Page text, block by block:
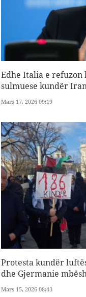
Edhe Italia e refuzon
sulmuese kundër
Mars 17, 2026 09:19
Protesta kundër
dhe Gjermanie
Mars 15, 2026 08:43